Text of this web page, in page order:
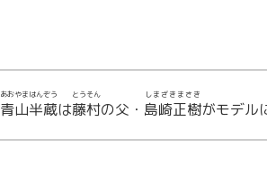
青山半蔵
あおやまはんぞう
は藤村
とうそん
の父・ 島崎正樹
しまざきまさき
がモデル